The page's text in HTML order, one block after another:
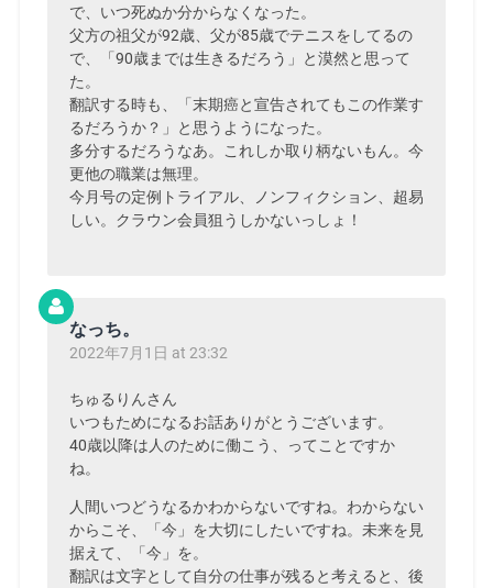
で、いつ死ぬか分からなくなった。
父方の祖父が92歳、父が85歳でテニスをしてるの
で、「90歳までは生きるだろう」と漠然と思って
た。
翻訳する時も、「末期癌と宣告されてもこの作業す
るだろうか？」と思うようになった。
多分するだろうなあ。これしか取り柄ないもん。今
更他の職業は無理。
今月号の定例トライアル、ノンフィクション、超易
しい。クラウン会員狙うしかないっしょ！
なっち。
2022年7月1日 at 23:32
ちゅるりんさん
いつもためになるお話ありがとうございます。
40歳以降は人のために働こう、ってことですか
ね。
人間いつどうなるかわからないですね。わからない
からこそ、「今」を大切にしたいですね。未来を見
据えて、「今」を。
翻訳は文字として自分の仕事が残ると考えると、後